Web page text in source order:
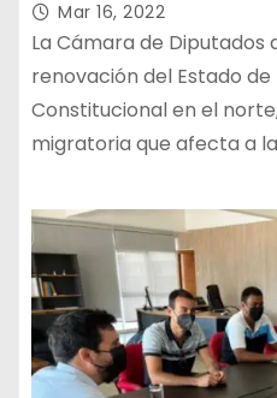
Mar 16, 2022
La Cámara de Diputados
renovación del Estado de
Constitucional en el
migratoria que afecta a